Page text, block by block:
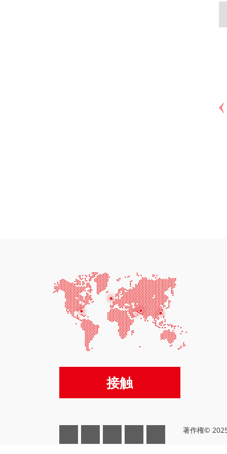
接触
著作権©